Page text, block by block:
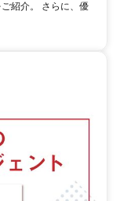
紹介。 さらに、優